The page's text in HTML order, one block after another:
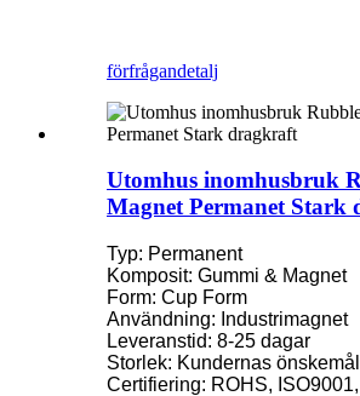
förfrågandetalj
Utomhus inomhusbruk
Magnet Permanet Stark
Typ: Permanent
Komposit: Gummi & Magnet
Form: Cup Form
Användning: Industrimagnet
Leveranstid: 8-25 dagar
Storlek: Kundernas önskemål
Certifiering: ROHS,